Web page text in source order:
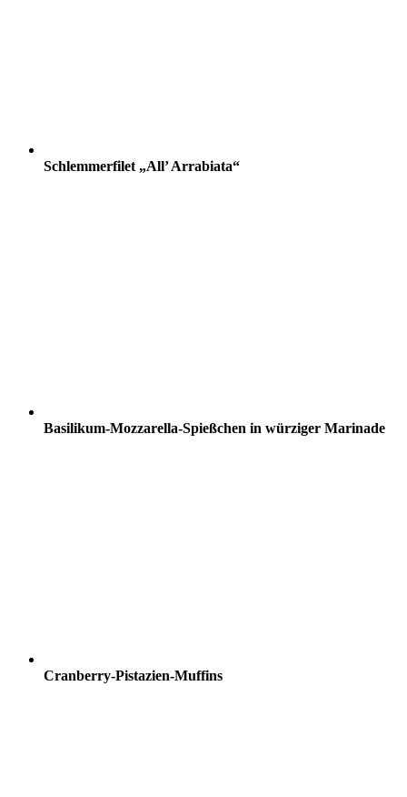
Schlemmerfilet „All’ Arrabiata“
Basilikum-Mozzarella-Spießchen in würziger Marinade
Cranberry-Pistazien-Muffins